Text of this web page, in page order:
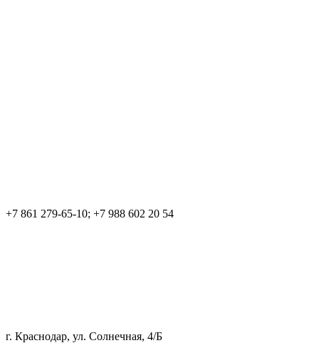
+7 861 279-65-10; +7 988 602 20 54
г. Краснодар, ул. Солнечная, 4/Б